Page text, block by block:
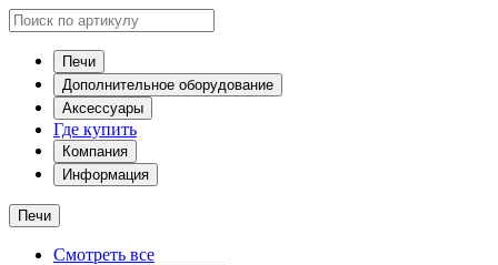
Печи
Дополнительное оборудование
Аксессуары
Где купить
Компания
Информация
Печи
Смотреть все